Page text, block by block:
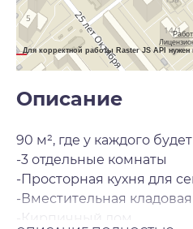
Для корректной работы Raster JS API
Описание
90 м², где у каждого
-3 отдельные комнаты
-Просторная кухня для
-Вместительная кладовая
-Кирпичный дом